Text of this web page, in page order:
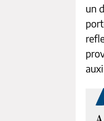
un